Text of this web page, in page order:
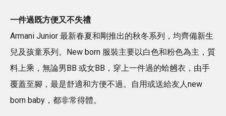
一件過既方便又不失禮
Armani Junior 最新春夏和剛推出的秋冬系列，均齊備新生
兒及孩童系列。New born 服裝主要以白色和粉色為主，質
料上乘，無論男BB 或女BB，穿上一件過的蛤乸衣，由手
覆蓋至腳，最是舒適和方便不過。自用或送給友人new
born baby，都非常得體。